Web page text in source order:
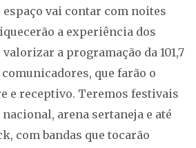
espaço vai contar com noites
a experiência dos
a programação da 101,7
comunicadores, que farão o
e receptivo. Teremos festivais
nacional, arena sertaneja e até
com bandas que tocarão